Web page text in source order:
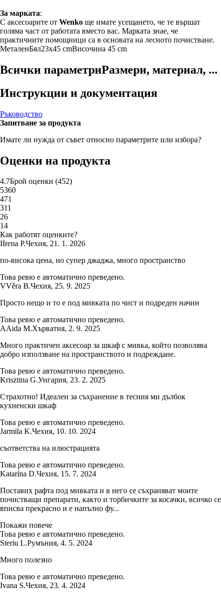
За марката:
С аксесоарите от Wenko ще имате усещането, че те вършат
голяма част от работата вместо вас. Марката знае, че
практичните помощници са в основата на лесното почистване.
МеталенБял23x45 cmВисочина 45 cm
Всички параметриРазмери, материал, ...
Инструкции и документация
Ръководство
Запитване за продукта
Имате ли нужда от съвет относно параметрите или избора?
Оценки на продукта
4.7Брой оценки (452)
5360
471
311
26
14
Как работят оценките?
IIrena P.Чехия, 21. 1. 2026
по-висока цена, но супер джаджа, много пространство
Това ревю е автоматично преведено.
VVěra B.Чехия, 25. 9. 2025
Просто нещо и то е под мивката по чист и подреден начин
Това ревю е автоматично преведено.
AAida M.Хърватия, 2. 9. 2025
Много практичен аксесоар за шкаф с мивка, който позволява
добро използване на пространството и подреждане.
Това ревю е автоматично преведено.
Krisztina G.Унгария, 23. 2. 2025
Страхотно! Идеален за съхранение в тесния ми дълбок
кухненски шкаф
Това ревю е автоматично преведено.
Jarmila K.Чехия, 10. 10. 2024
съответства на илюстрацията
Това ревю е автоматично преведено.
Katarína D.Чехия, 15. 7. 2024
Поставих рафта под мивката и в него се съхраняват моите
почистващи препарати, както и торбичките за косачки, всичко се
вписва прекрасно и е напълно фу...
Покажи повече
Това ревю е автоматично преведено.
Steriu L.Румъния, 4. 5. 2024
Много полезно
Това ревю е автоматично преведено.
Ivana S.Чехия, 23. 4. 2024